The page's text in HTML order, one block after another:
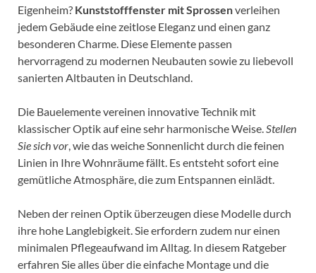
Eigenheim? Kunststofffenster mit Sprossenverleihen
jedem Gebäude eine zeitlose Eleganz und einen ganz
besonderen Charme. Diese Elemente passen
hervorragend zu modernen Neubauten sowie zu liebevoll
sanierten Altbauten in Deutschland.
Die Bauelemente vereinen innovative Technik mit
klassischer Optik auf eine sehr harmonische Weise. Stellen
Sie sich vor , wie das weiche Sonnenlicht durch die feinen
Linien in Ihre Wohnräume fällt. Es entsteht sofort eine
gemütliche Atmosphäre, die zum Entspannen einlädt.
Neben der reinen Optik überzeugen diese Modelle durch
ihre hohe Langlebigkeit. Sie erfordern zudem nur einen
minimalen Pflegeaufwand im Alltag. In diesem Ratgeber
erfahren Sie alles über die einfache Montage und die